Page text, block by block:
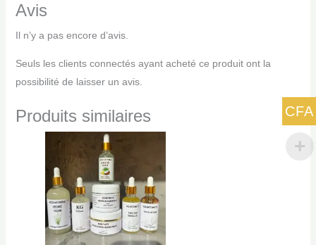
Avis
Il n’y a pas encore d’avis.
Seuls les clients connectés ayant acheté ce produit ont la
possibilité de laisser un avis.
Produits similaires CFA